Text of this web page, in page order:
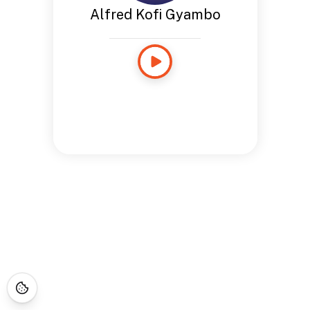
Alfred Kofi Gyambo